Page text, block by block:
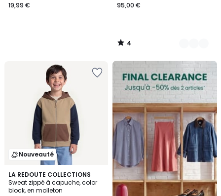
19,99 €
95,00 €
4
/
Nouveauté
LA REDOUTE COLLECTIONS
Sweat zippé à capuche, color
block, en molleton
2
Couleurs
FINAL
CLEARANCE